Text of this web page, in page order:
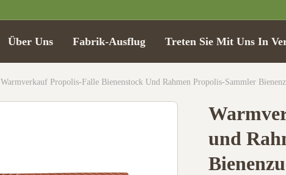
Über Uns Fabrik-Ausflug Treten Sie Mit Uns In
Warmverkauf Propolis-Falle Bienenstock Und Rahmen Propolis-Sammler
und